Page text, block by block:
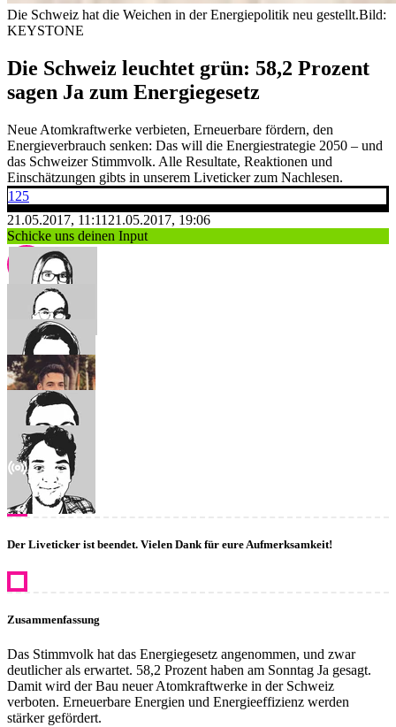
Die Schweiz hat die Weichen in der Energiepolitik neu gestellt.Bild:
KEYSTONE
Die Schweiz leuchtet grün: 58,2 Prozent
sagen Ja zum Energiegesetz
Neue Atomkraftwerke verbieten, Erneuerbare fördern, den
Energieverbrauch senken: Das will die Energiestrategie 2050 – und
das Schweizer Stimmvolk. Alle Resultate, Reaktionen und
Einschätzungen gibts in unserem Liveticker zum Nachlesen.
125
21.05.2017, 11:11 21.05.2017, 19:06
Schicke uns deinen Input
Der Liveticker ist beendet. Vielen Dank für eure Aufmerksamkeit!
Zusammenfassung
Das Stimmvolk hat das Energiegesetz angenommen, und zwar
deutlicher als erwartet. 58,2 Prozent haben am Sonntag Ja gesagt.
Damit wird der Bau neuer Atomkraftwerke in der Schweiz
verboten. Erneuerbare Energien und Energieeffizienz werden
stärker gefördert.